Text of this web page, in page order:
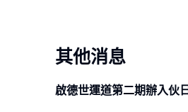
其他消息
啟德世運道第二期辦⼊伙⽇